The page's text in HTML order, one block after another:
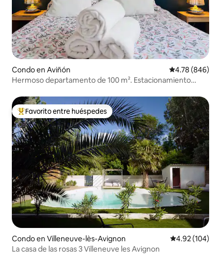
Condo en Aviñón Calificación
4.78 (846)
Hermoso departamento de 100 m². Estacionamiento
Favorito entre huéspedes preferido
Favorito entre huéspedes
Condo en Villeneuve-lès-Avignon Calificación
4.92 (104)
La casa de las rosas 3 Villeneuve les Avignon